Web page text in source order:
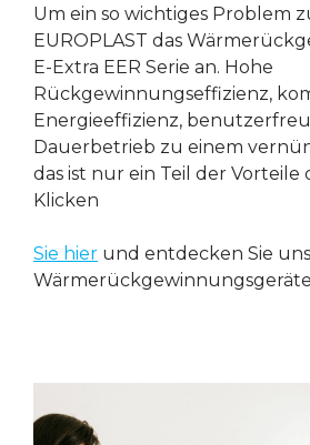
Um ein so wichtiges Problem
EUROPLAST das
E-Extra EER Serie an. Hohe
Rückgewinnungseffizienz,
Energieeffizienz,
Dauerbetrieb zu einem
das ist nur ein Teil der Vorteile
Klicken
Sie hier und entdecken Sie